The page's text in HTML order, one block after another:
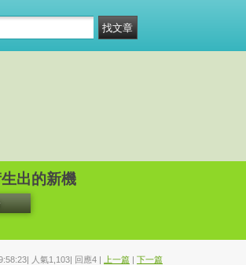
出的新機
人氣1,103| 回應4 | 上一篇 | 下一篇